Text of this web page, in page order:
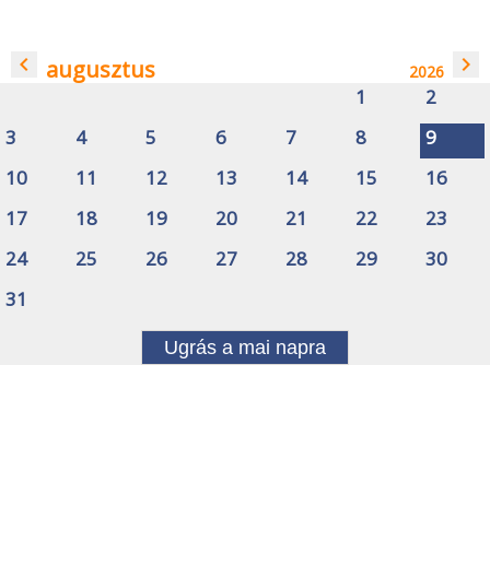
navigate_before augusztus 2026 navigate_next
1
2
3
4 5 6 7 8
9
10
11 12 13 14 15
16
17
18 19 20 21 22
23
24
25 26 27 28 29
30
31
Ugrás a mai napra